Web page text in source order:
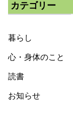
カテゴリー
暮らし
心・身体のこと
読書
お知らせ